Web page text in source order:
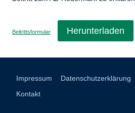
Beitrittsformular Herunterladen
Impressum
Datenschutz­erklärung
Kontakt